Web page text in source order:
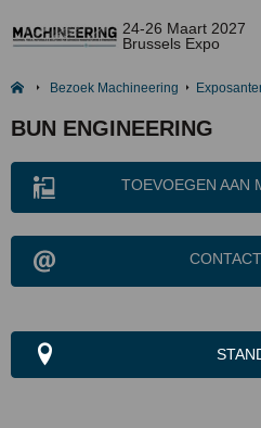
24-26 Maart 2027
Brussels Expo
Bezoek Machineering
BUN ENGINEERING
TOEVOEGEN AAN